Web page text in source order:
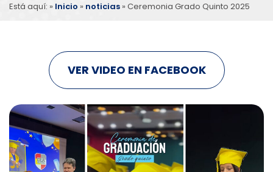
Está aquí: » Inicio » noticias » Ceremonia Grado Quinto 2025
VER VIDEO EN FACEBOOK